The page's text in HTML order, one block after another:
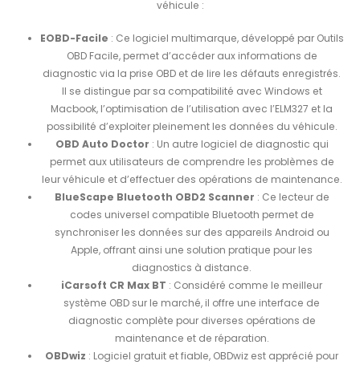
véhicule :
EOBD-Facile : Ce logiciel multimarque, développé par Outils
OBD Facile, permet d’accéder aux informations de
diagnostic via la prise OBD et de lire les défauts enregistrés.
Il se distingue par sa compatibilité avec Windows et
Macbook, l’optimisation de l’utilisation avec l’ELM327 et la
possibilité d’exploiter pleinement les données du véhicule.
OBD Auto Doctor : Un autre logiciel de diagnostic qui
permet aux utilisateurs de comprendre les problèmes de
leur véhicule et d’effectuer des opérations de maintenance.
BlueScape Bluetooth OBD2 Scanner : Ce lecteur de
codes universel compatible Bluetooth permet de
synchroniser les données sur des appareils Android ou
Apple, offrant ainsi une solution pratique pour les
diagnostics à distance.
iCarsoft CR Max BT : Considéré comme le meilleur
système OBD sur le marché, il offre une interface de
diagnostic complète pour diverses opérations de
maintenance et de réparation.
OBDwiz : Logiciel gratuit et fiable, OBDwiz est apprécié pour